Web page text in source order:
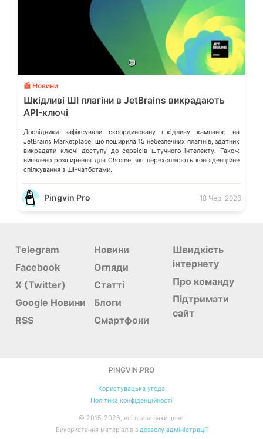
💬
📰 Новини
Шкідливі ШІ плагіни в JetBrains викрадають
API-ключі
Дослідники зафіксували скоординовану шкідливу кампанію на
JetBrains Marketplace, що поширила 15 небезпечних плагінів, здатних
викрадати ключі доступу до сервісів штучного інтелекту. Також
виявлено розширення для Chrome, які перехоплюють конфіденційне
спілкування з ШІ-чатботами.
Pingvin Pro 18 Чер, 2026
Telegram
Facebook
X (Twitter)
Google Новини
RSS
Новини
Огляди
Статті
Блоги
Смартфони
Швидкість
інтернету
Про команду
Підтримати
сайт
PINGVIN.PRO
Користувацька угода
Політика конфіденційності
© 2015-2026, всі права захищено.
Використання матеріалів з дозволу адміністрації